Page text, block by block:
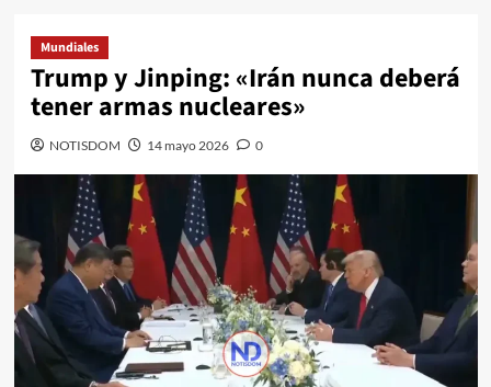
Mundiales
Trump y Jinping: «Irán nunca deberá
tener armas nucleares»
NOTISDOM 14 mayo 2026 0